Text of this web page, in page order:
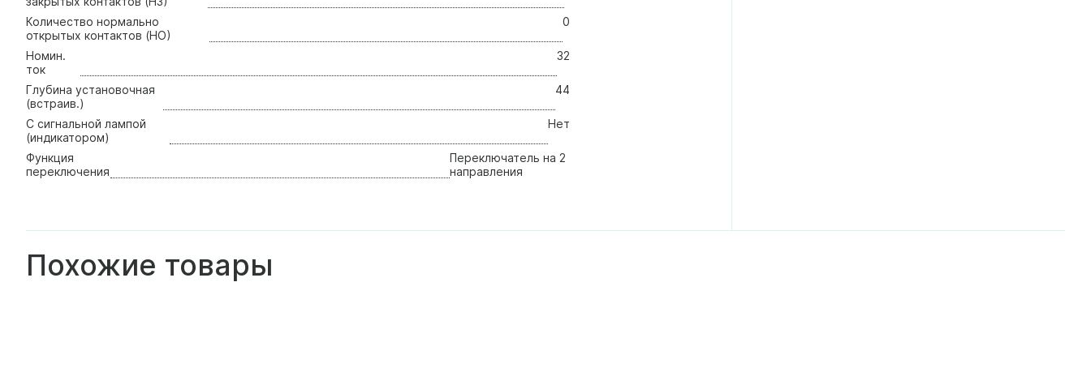
Количество нормально
открытых контактов (НО)
0
Номин.
ток
32
Глубина установочная
(встраив.)
44
С сигнальной лампой
(индикатором)
Нет
Функция
переключения
Переключатель на 2
направления
Похожие товары